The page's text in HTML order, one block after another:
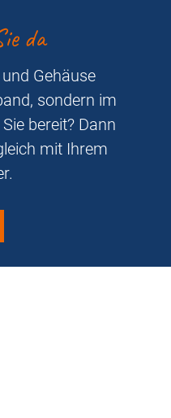
da
Gehäuse
sondern im
bereit? Dann
mit Ihrem